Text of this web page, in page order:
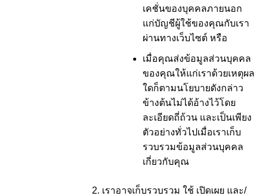
เคชั่นของบุคคลภายนอก
แก่บัญชีผู้ใช้ของคุณกับเรา
ผ่านทางเว็บไซต์ หรือ
เมื่อคุณส่งข้อมูลส่วนบุคคล
ของคุณให้แก่เราด้วยเหตุผล
ใดก็ตามนโยบายดังกล่าว
ข้างต้นไม่ได้อ้างไว้โดย
ละเอียดถี่ถ้วน และเป็นเพียง
ตัวอย่างทั่วไปเมื่อเราเก็บ
รวบรวมข้อมูลส่วนบุคคล
เกี่ยวกับคุณ
เราอาจเก็บรวบรวม ใช้ เปิดเผย และ/